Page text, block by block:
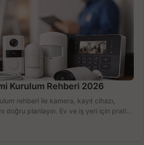
Kurulum Rehberi 2026
rehberi ile kamera, kayıt cihazı,
doğru planlayın. Ev ve iş yeri için pratik